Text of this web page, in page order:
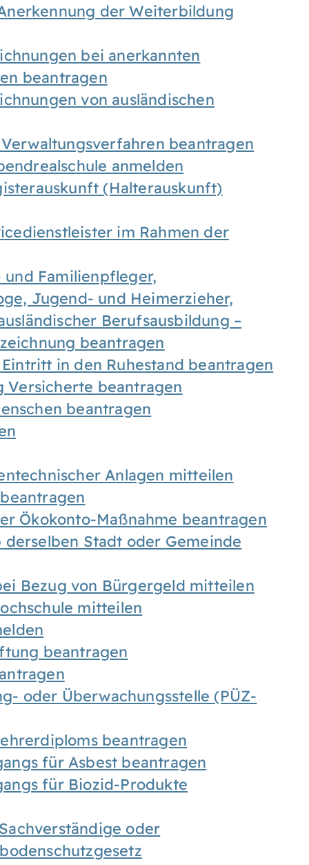
der Weiterbildung
bei anerkannten
beantragen
von ausländischen
beantragen
anmelden
(Halterauskunft)
im Rahmen der
Familienpfleger,
Jugend- und Heimerzieher,
Berufsausbildung –
beantragen
in den Ruhestand beantragen
Versicherte beantragen
beantragen
Anlagen mitteilen
Ökokonto-Maßnahme beantragen
Stadt oder Gemeinde
Bezug von Bürgergeld mitteilen
mitteilen
beantragen
oder Überwachungsstelle (PÜZ-
beantragen
für Asbest beantragen
für Biozid-Produkte
oder